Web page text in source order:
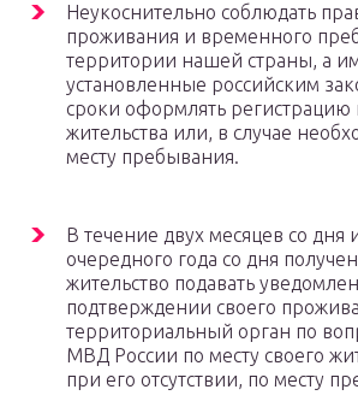
Неукоснительно соблюдать
проживания и временного
территории нашей страны, а
установленные российским
сроки оформлять регистрацию
жительства или, в случае
месту пребывания.
В течение двух месяцев со дня
очередного года со дня
жительство подавать
подтверждении своего
территориальный орган по
МВД России по месту своего
при его отсутствии, по месту